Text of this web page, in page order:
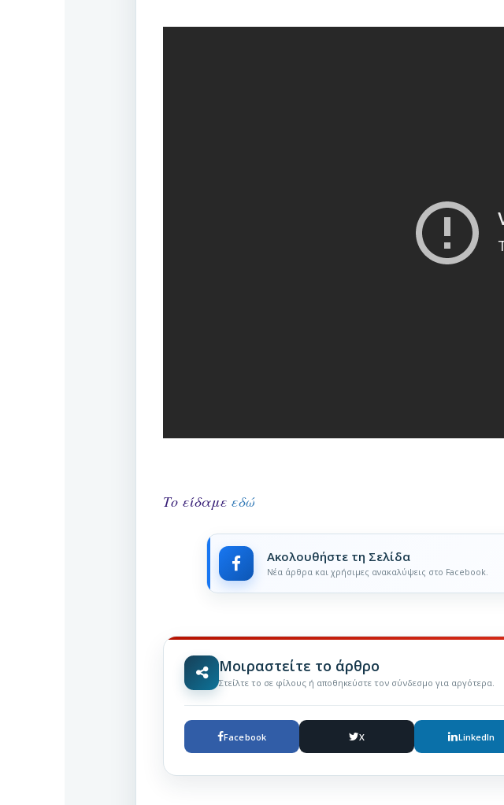
Το είδαμε εδώ
Ακολουθήστε τη Σελίδα
Νέα άρθρα και χρήσιμες ανακαλύψεις στο Facebook.
Μοιραστείτε το άρθρο
Στείλτε το σε φίλους ή αποθηκεύστε τον σύνδεσμο για αργότερα.
Facebook X LinkedIn